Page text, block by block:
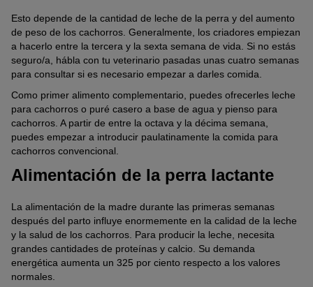
Esto depende de la cantidad de leche de la perra y del aumento
de peso de los cachorros. Generalmente, los criadores empiezan
a hacerlo entre la tercera y la sexta semana de vida. Si no estás
seguro/a, hábla con tu veterinario pasadas unas cuatro semanas
para consultar si es necesario empezar a darles comida.
Como primer alimento complementario, puedes ofrecerles leche
para cachorros o puré casero a base de agua y pienso para
cachorros. A partir de entre la octava y la décima semana,
puedes empezar a introducir paulatinamente la comida para
cachorros convencional.
Alimentación de la perra lactante
La alimentación de la madre durante las primeras semanas
después del parto influye enormemente en la calidad de la leche
y la salud de los cachorros. Para producir la leche, necesita
grandes cantidades de proteínas y calcio. Su demanda
energética aumenta un 325 por ciento respecto a los valores
normales.